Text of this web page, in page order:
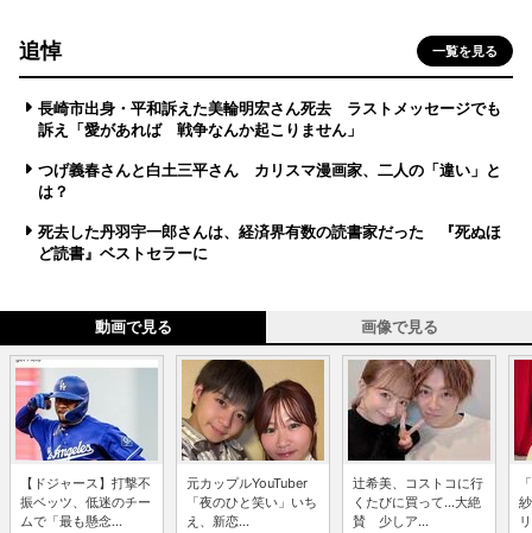
追悼 一覧を見る
長崎市出身・平和訴えた美輪明宏さん死去 ラストメッセージでも
訴え「愛があれば 戦争なんか起こりません」
つげ義春さんと白土三平さん カリスマ漫画家、二人の「違い」と
は？
死去した丹羽宇一郎さんは、経済界有数の読書家だった 『死ぬほ
ど読書』ベストセラーに
動画で見る 画像で見る
【ドジャース】打撃不
振ベッツ、低迷のチー
ムで「最も懸念...
元カップルYouTuber
「夜のひと笑い」いち
え、新恋...
辻希美、コストコに行
くたびに買って...大絶
賛 少しア...